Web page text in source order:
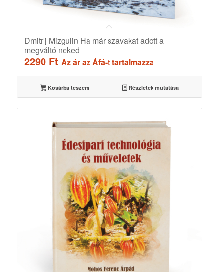
Dmitrij Mizgulin Ha már szavakat adott a
megváltó neked
2290 Ft Az ár az Áfá-t tartalmazza
Kosárba teszem Részletek mutatása